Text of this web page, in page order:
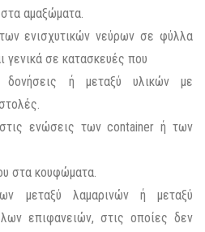
αμαξώματα.
ενισχυτικών νεύρων σε φύλλα
γενικά σε κατασκευές που
δονήσεις ή μεταξύ υλικών με
ενώσεις των container ή των
στα κουφώματα.
μεταξύ λαμαρινών ή μεταξύ
επιφανειών, στις οποίες δεν